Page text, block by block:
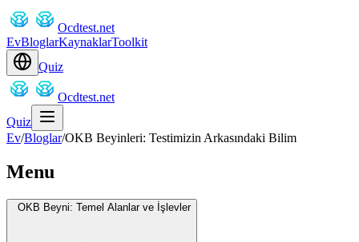
Ocdtest.net
EvBloglarKaynaklarToolkit
Quiz
Ocdtest.net
Quiz
Ev/Bloglar/OKB Beyinleri: Testimizin Arkasındaki Bilim
Menu
OKB Beyni: Temel Alanlar ve İşlevler